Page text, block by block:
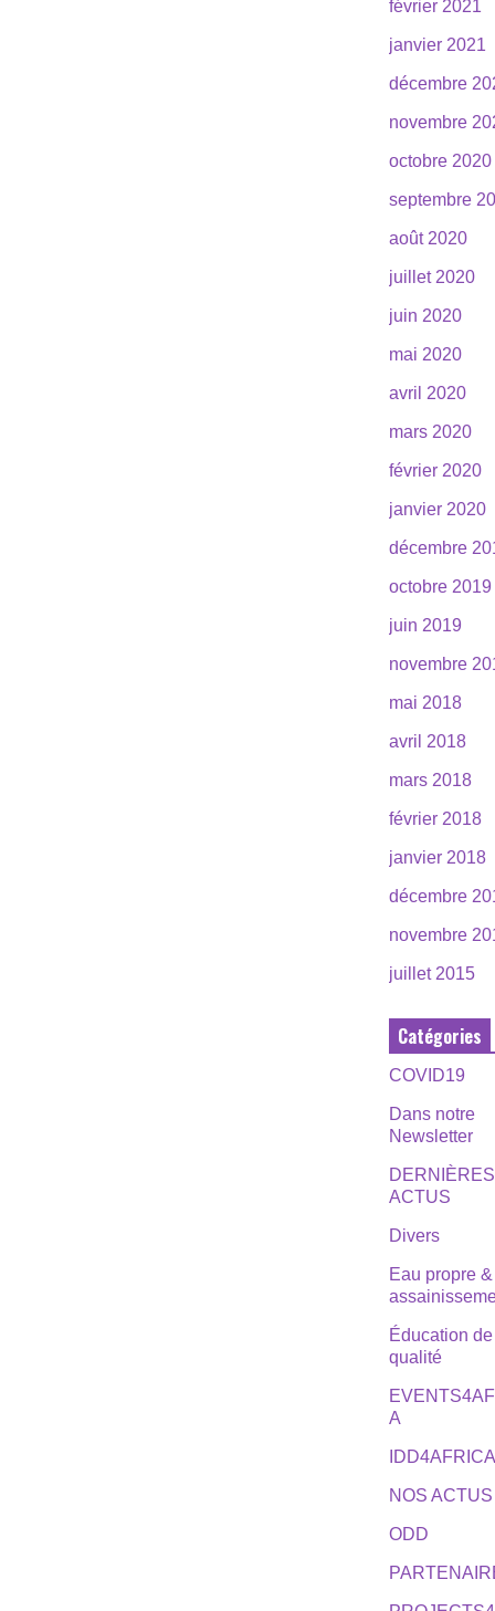
février 2021
janvier 2021
décembre
novembre
octobre 2020
septembre
août 2020
juillet 2020
juin 2020
mai 2020
avril 2020
mars 2020
février 2020
janvier 2020
décembre
octobre 2019
juin 2019
novembre
mai 2018
avril 2018
mars 2018
février 2018
janvier 2018
décembre
novembre
juillet 2015
Catégories
COVID19
Dans notre
Newsletter
DERNIÈRES
ACTUS
Divers
Eau propre &
Éducation de
qualité
A
NOS ACTUS
ODD